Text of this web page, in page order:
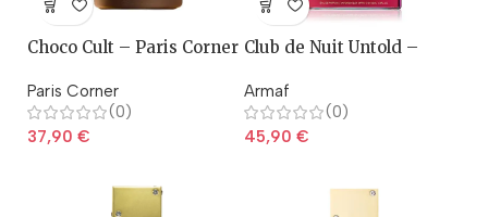
Choco Cult – Paris Corner
Paris Corner
(0)
37,90 €
Club de Nuit Untold –
Armaf
(0)
45,90 €